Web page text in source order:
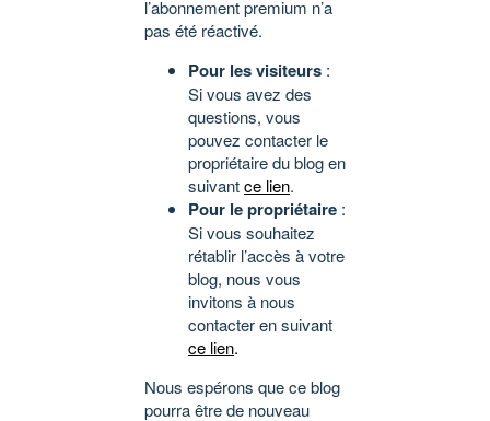
l’abonnement premium n’a
pas été réactivé.
Pour les visiteurs :
Si vous avez des
questions, vous
pouvez contacter le
propriétaire du blog en
suivantce lien.
Pour le propriétaire :
Si vous souhaitez
rétablir l’accès à votre
blog, nous vous
invitons à nous
contacter en suivant
ce lien.
Nous espérons que ce blog
pourra être de nouveau